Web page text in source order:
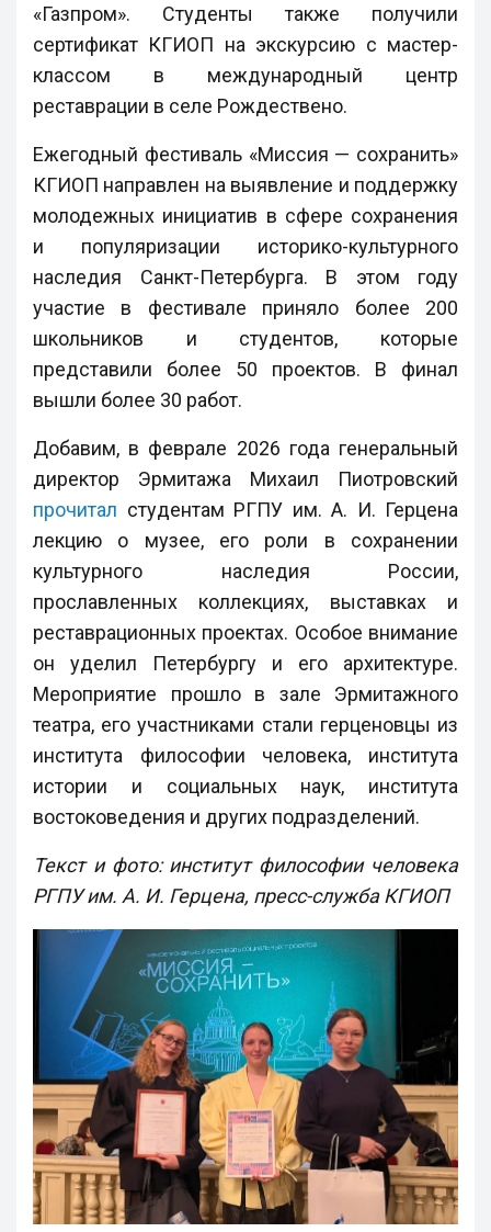
«Газпром». Студенты также получили
сертификат КГИОП на экскурсию с мастер-
классом в международный центр
реставрации в селе Рождествено.
Ежегодный фестиваль «Миссия — сохранить»
КГИОП направлен на выявление и поддержку
молодежных инициатив в сфере сохранения
и популяризации историко-культурного
наследия Санкт-Петербурга. В этом году
участие в фестивале приняло более 200
школьников и студентов, которые
представили более 50 проектов. В финал
вышли более 30 работ.
Добавим, в феврале 2026 года генеральный
директор Эрмитажа Михаил Пиотровский
прочитал студентам РГПУ им. А. И. Герцена
лекцию о музее, его роли в сохранении
культурного наследия России,
прославленных коллекциях, выставках и
реставрационных проектах. Особое внимание
он уделил Петербургу и его архитектуре.
Мероприятие прошло в зале Эрмитажного
театра, его участниками стали герценовцы из
института философии человека, института
истории и социальных наук, института
востоковедения и других подразделений.
Текст и фото: институт философии человека
РГПУ им. А. И. Герцена, пресс-служба КГИОП